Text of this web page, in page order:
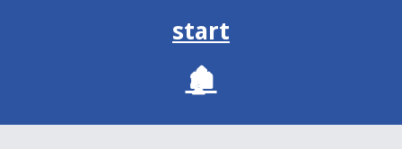
start
🏚️